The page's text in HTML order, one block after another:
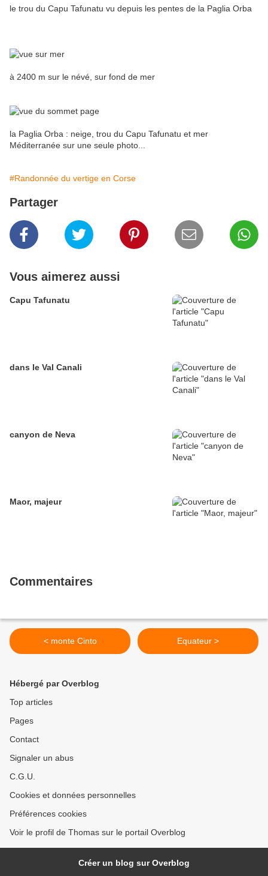
le trou du Capu Tafunatu vu depuis les pentes de la Paglia Orba
à 2400 m sur le névé, sur fond de mer
la Paglia Orba : neige, trou du Capu Tafunatu et mer
Méditerranée sur une seule photo...
#Randonnée du vertige en Corse
Partager
Vous aimerez aussi
Capu Tafunatu
dans le Val Canali
canyon de Neva
Maor, majeur
Commentaires
< monte Cinto Equateur >
Hébergé par Overblog
Top articles
Pages
Contact
Signaler un abus
C.G.U.
Cookies et données personnelles
Préférences cookies
Voir le profil de Thomas sur le portail Overblog
Créer un blog sur Overblog